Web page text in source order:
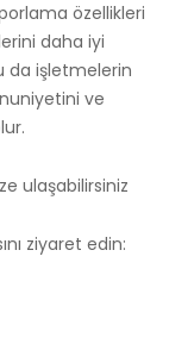
özellikleri
daha iyi
da işletmelerin
ve
ulaşabilirsiniz
ziyaret edin: